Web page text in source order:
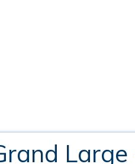
Large